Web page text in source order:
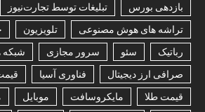
بازدهی بورس
تبلیغات توسط تجارت‌نیوز
تراشه های هوش مصنوعی
تلویزیون
رباتیک
سئو سرور مجازی
شبکه
صرافی ارز دیجیتال
فناوری آسیا
قیمت طلا
مایکروسافت موبایل